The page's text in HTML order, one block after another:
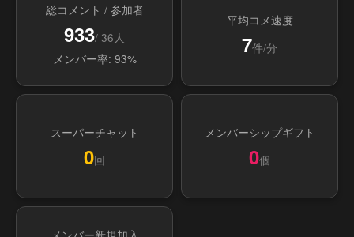
総コメント / 参加者
933/ 36人
メンバー率: 93%
平均コメ速度
7件/分
スーパーチャット
0回
メンバーシップギフト
0個